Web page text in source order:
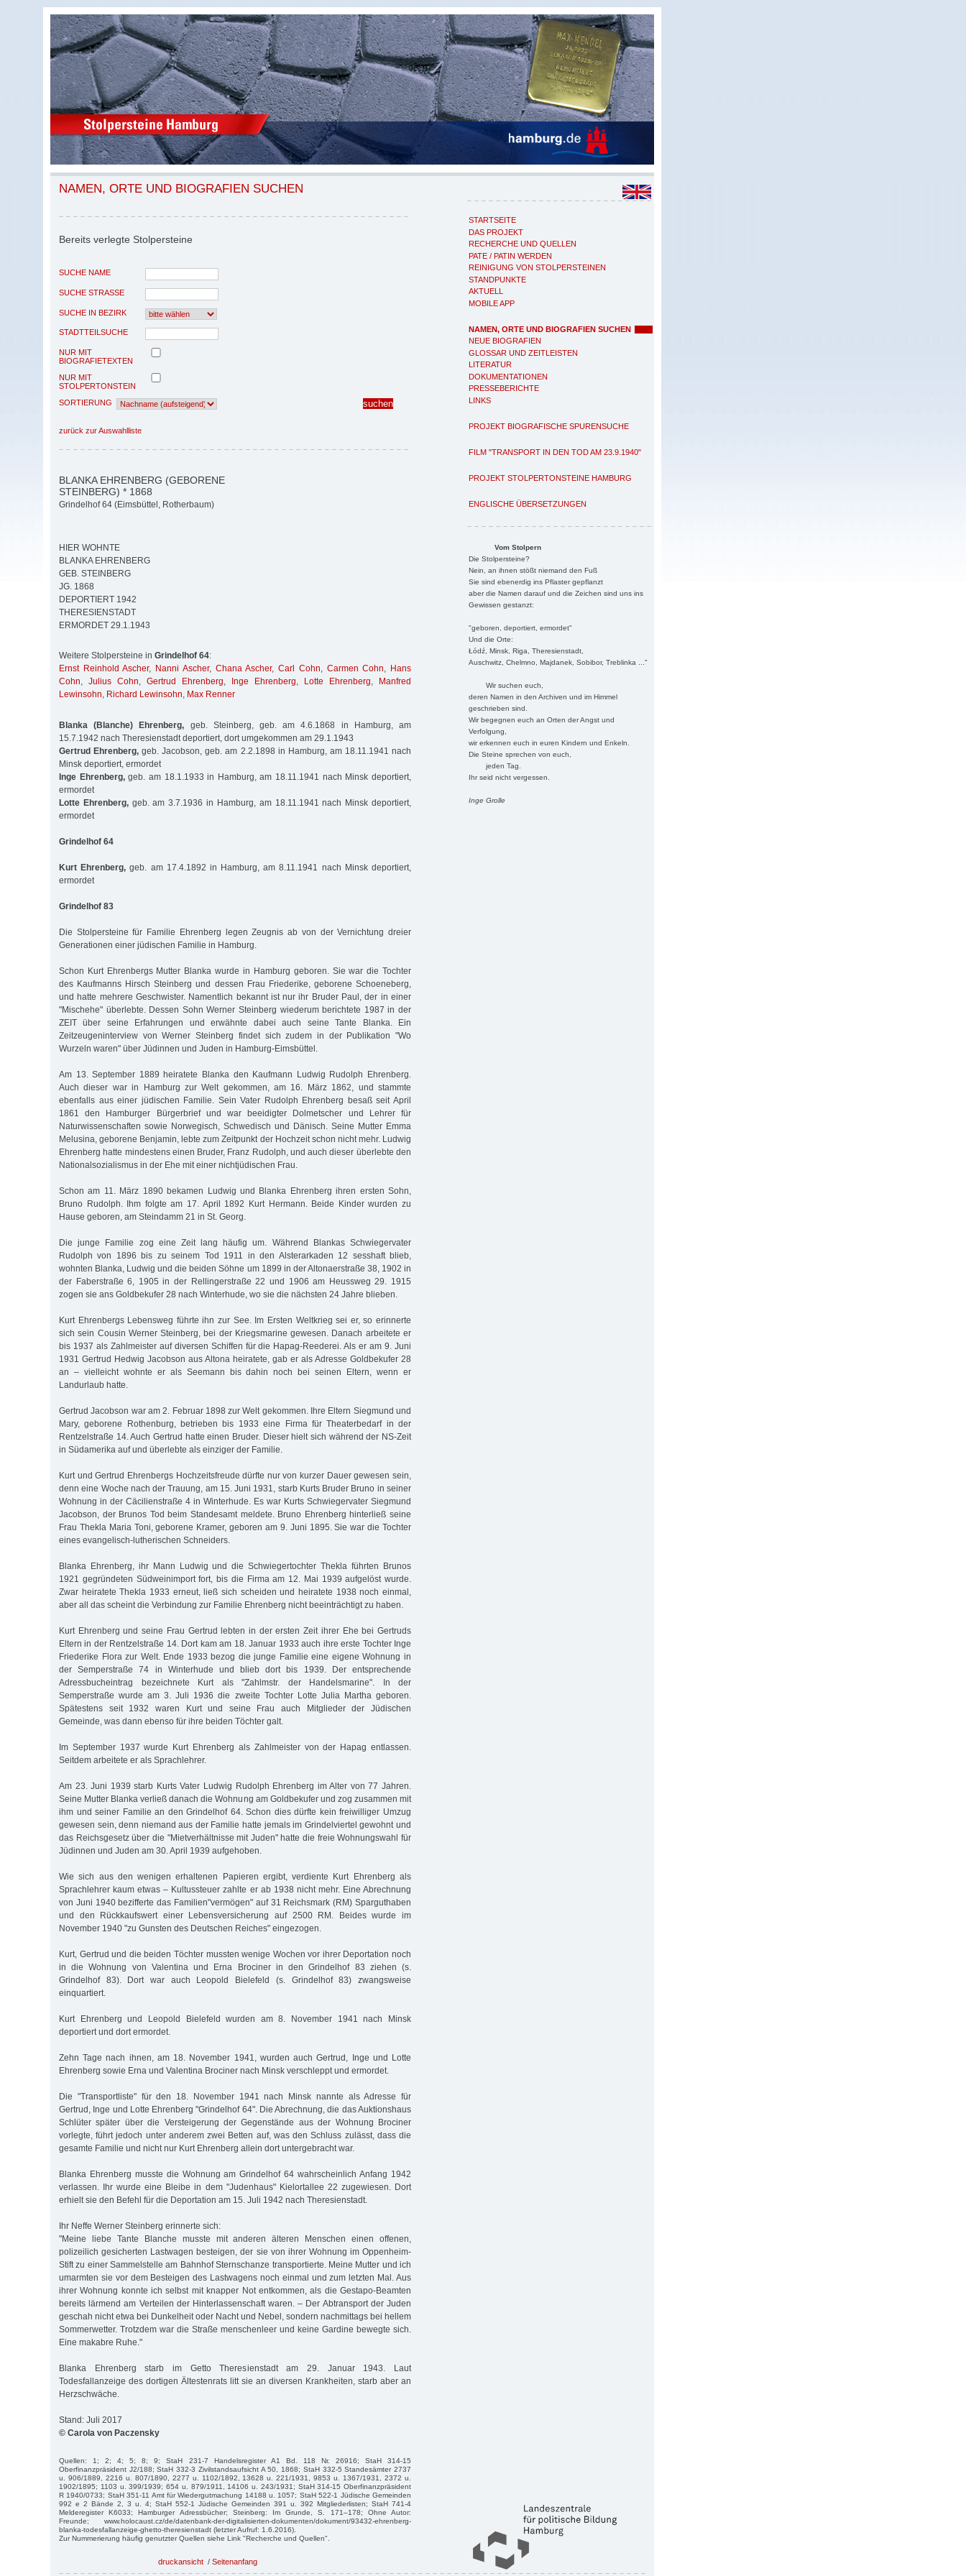
STARTSEITE
DAS PROJEKT
RECHERCHE UND QUELLEN
PATE / PATIN WERDEN
REINIGUNG VON STOLPERSTEINEN
STANDPUNKTE
AKTUELL
MOBILE APP
NAMEN, ORTE UND BIOGRAFIEN SUCHEN
NEUE BIOGRAFIEN
GLOSSAR UND ZEITLEISTEN
LITERATUR
DOKUMENTATIONEN
PRESSEBERICHTE
LINKS
PROJEKT BIOGRAFISCHE SPURENSUCHE
FILM "TRANSPORT IN DEN TOD AM 23.9.1940"
PROJEKT STOLPERTONSTEINE HAMBURG
ENGLISCHE ÜBERSETZUNGEN
Vom Stolpern
Die Stolpersteine?
Nein, an ihnen stößt niemand den Fuß
Sie sind ebenerdig ins Pflaster gepflanzt
aber die Namen darauf und die Zeichen sind uns ins
Gewissen gestanzt:
"geboren, deportiert, ermordet"
Und die Orte:
Łódź, Minsk, Riga, Theresienstadt,
Auschwitz, Chelmno, Majdanek, Sobibor, Treblinka ..."
Wir suchen euch,
deren Namen in den Archiven und im Himmel
geschrieben sind.
Wir begegnen euch an Orten der Angst und
Verfolgung,
wir erkennen euch in euren Kindern und Enkeln.
Die Steine sprechen von euch,
jeden Tag.
Ihr seid nicht vergessen.
Inge Grolle
NAMEN, ORTE UND BIOGRAFIEN SUCHEN
Bereits verlegte Stolpersteine
SUCHE NAME
SUCHE STRASSE
SUCHE IN BEZIRK
STADTTEILSUCHE
NUR MIT
BIOGRAFIETEXTEN
NUR MIT
STOLPERTONSTEIN
SORTIERUNG
zurück zur Auswahlliste
BLANKA EHRENBERG (GEBORENE
STEINBERG) * 1868
Grindelhof 64 (Eimsbüttel, Rotherbaum)
HIER WOHNTE
BLANKA EHRENBERG
GEB. STEINBERG
JG. 1868
DEPORTIERT 1942
THERESIENSTADT
ERMORDET 29.1.1943
Weitere Stolpersteine in Grindelhof 64:
Ernst Reinhold Ascher, Nanni Ascher, Chana Ascher,Carl Cohn, Carmen Cohn, Hans
Cohn, Julius Cohn, Gertrud Ehrenberg, Inge Ehrenberg, Lotte Ehrenberg,
Manfred
Lewinsohn, Richard Lewinsohn, Max Renner
Blanka (Blanche) Ehrenberg, geb. Steinberg, geb. am 4.6.1868 in Hamburg, am
15.7.1942 nach Theresienstadt deportiert, dort umgekommen am 29.1.1943
Gertrud Ehrenberg, geb. Jacobson, geb. am 2.2.1898 in Hamburg, am 18.11.1941 nach
Minsk deportiert, ermordet
Inge Ehrenberg,geb. am 18.1.1933 in Hamburg, am 18.11.1941 nach Minsk deportiert,
ermordet
Lotte Ehrenberg,geb. am 3.7.1936 in Hamburg, am 18.11.1941 nach Minsk deportiert,
ermordet
Grindelhof 64
Kurt Ehrenberg, geb. am 17.4.1892 in Hamburg, am 8.11.1941 nach Minsk deportiert,
ermordet
Grindelhof 83
Die Stolpersteine für Familie Ehrenberg legen Zeugnis ab von der Vernichtung dreier
Generationen einer jüdischen Familie in Hamburg.
Schon Kurt Ehrenbergs Mutter Blanka wurde in Hamburg geboren. Sie war die Tochter
des Kaufmanns Hirsch Steinberg und dessen Frau Friederike, geborene Schoeneberg,
und hatte mehrere Geschwister. Namentlich bekannt ist nur ihr Bruder Paul, der in einer
"Mischehe" überlebte. Dessen Sohn Werner Steinberg wiederum berichtete 1987 in der
ZEIT über seine Erfahrungen und erwähnte dabei auch seine Tante Blanka. Ein
Zeitzeugeninterview von Werner Steinberg findet sich zudem in der Publikation "Wo
Wurzeln waren" über Jüdinnen und Juden in Hamburg-Eimsbüttel.
Am 13. September 1889 heiratete Blanka den Kaufmann Ludwig Rudolph Ehrenberg.
Auch dieser war in Hamburg zur Welt gekommen, am 16. März 1862, und stammte
ebenfalls aus einer jüdischen Familie. Sein Vater Rudolph Ehrenberg besaß seit April
1861 den Hamburger Bürgerbrief und war beeidigter Dolmetscher und Lehrer für
Naturwissenschaften sowie Norwegisch, Schwedisch und Dänisch. Seine Mutter Emma
Melusina, geborene Benjamin, lebte zum Zeitpunkt der Hochzeit schon nicht mehr. Ludwig
Ehrenberg hatte mindestens einen Bruder, Franz Rudolph, und auch dieser überlebte den
Nationalsozialismus in der Ehe mit einer nichtjüdischen Frau.
Schon am 11. März 1890 bekamen Ludwig und Blanka Ehrenberg ihren ersten Sohn,
Bruno Rudolph. Ihm folgte am 17. April 1892 Kurt Hermann. Beide Kinder wurden zu
Hause geboren, am Steindamm 21 in St. Georg.
Die junge Familie zog eine Zeit lang häufig um. Während Blankas Schwiegervater
Rudolph von 1896 bis zu seinem Tod 1911 in den Alsterarkaden 12 sesshaft blieb,
wohnten Blanka, Ludwig und die beiden Söhne um 1899 in der Altonaerstraße 38, 1902 in
der Faberstraße 6, 1905 in der Rellingerstraße 22 und 1906 am Heussweg 29. 1915
zogen sie ans Goldbekufer 28 nach Winterhude, wo sie die nächsten 24 Jahre blieben.
Kurt Ehrenbergs Lebensweg führte ihn zur See. Im Ersten Weltkrieg sei er, so erinnerte
sich sein Cousin Werner Steinberg, bei der Kriegsmarine gewesen. Danach arbeitete er
bis 1937 als Zahlmeister auf diversen Schiffen für die Hapag-Reederei. Als er am 9. Juni
1931 Gertrud Hedwig Jacobson aus Altona heiratete, gab er als Adresse Goldbekufer 28
an – vielleicht wohnte er als Seemann bis dahin noch bei seinen Eltern, wenn er
Landurlaub hatte.
Gertrud Jacobson war am 2. Februar 1898 zur Welt gekommen. Ihre Eltern Siegmund und
Mary, geborene Rothenburg, betrieben bis 1933 eine Firma für Theaterbedarf in der
Rentzelstraße 14. Auch Gertrud hatte einen Bruder. Dieser hielt sich während der NS-Zeit
in Südamerika auf und überlebte als einziger der Familie.
Kurt und Gertrud Ehrenbergs Hochzeitsfreude dürfte nur von kurzer Dauer gewesen sein,
denn eine Woche nach der Trauung, am 15. Juni 1931, starb Kurts Bruder Bruno in seiner
Wohnung in der Cäcilienstraße 4 in Winterhude. Es war Kurts Schwiegervater Siegmund
Jacobson, der Brunos Tod beim Standesamt meldete. Bruno Ehrenberg hinterließ seine
Frau Thekla Maria Toni, geborene Kramer, geboren am 9. Juni 1895. Sie war die Tochter
eines evangelisch-lutherischen Schneiders.
Blanka Ehrenberg, ihr Mann Ludwig und die Schwiegertochter Thekla führten Brunos
1921 gegründeten Südweinimport fort, bis die Firma am 12. Mai 1939 aufgelöst wurde.
Zwar heiratete Thekla 1933 erneut, ließ sich scheiden und heiratete 1938 noch einmal,
aber all das scheint die Verbindung zur Familie Ehrenberg nicht beeinträchtigt zu haben.
Kurt Ehrenberg und seine Frau Gertrud lebten in der ersten Zeit ihrer Ehe bei Gertruds
Eltern in der Rentzelstraße 14. Dort kam am 18. Januar 1933 auch ihre erste Tochter Inge
Friederike Flora zur Welt. Ende 1933 bezog die junge Familie eine eigene Wohnung in
der Semperstraße 74 in Winterhude und blieb dort bis 1939. Der entsprechende
Adressbucheintrag bezeichnete Kurt als "Zahlmstr. der Handelsmarine". In der
Semperstraße wurde am 3. Juli 1936 die zweite Tochter Lotte Julia Martha geboren.
Spätestens seit 1932 waren Kurt und seine Frau auch Mitglieder der Jüdischen
Gemeinde, was dann ebenso für ihre beiden Töchter galt.
Im September 1937 wurde Kurt Ehrenberg als Zahlmeister von der Hapag entlassen.
Seitdem arbeitete er als Sprachlehrer.
Am 23. Juni 1939 starb Kurts Vater Ludwig Rudolph Ehrenberg im Alter von 77 Jahren.
Seine Mutter Blanka verließ danach die Wohnung am Goldbekufer und zog zusammen mit
ihm und seiner Familie an den Grindelhof 64. Schon dies dürfte kein freiwilliger Umzug
gewesen sein, denn niemand aus der Familie hatte jemals im Grindelviertel gewohnt und
das Reichsgesetz über die "Mietverhältnisse mit Juden" hatte die freie Wohnungswahl für
Jüdinnen und Juden am 30. April 1939 aufgehoben.
Wie sich aus den wenigen erhaltenen Papieren ergibt, verdiente Kurt Ehrenberg als
Sprachlehrer kaum etwas – Kultussteuer zahlte er ab 1938 nicht mehr. Eine Abrechnung
von Juni 1940 bezifferte das Familien"vermögen" auf 31 Reichsmark (RM) Sparguthaben
und den Rückkaufswert einer Lebensversicherung auf 2500 RM. Beides wurde im
November 1940 "zu Gunsten des Deutschen Reiches" eingezogen.
Kurt, Gertrud und die beiden Töchter mussten wenige Wochen vor ihrer Deportation noch
in die Wohnung von Valentina und Erna Brociner in den Grindelhof 83 ziehen (s.
Grindelhof 83). Dort war auch Leopold Bielefeld (s. Grindelhof 83) zwangsweise
einquartiert.
Kurt Ehrenberg und Leopold Bielefeld wurden am 8. November 1941 nach Minsk
deportiert und dort ermordet.
Zehn Tage nach ihnen, am 18. November 1941, wurden auch Gertrud, Inge und Lotte
Ehrenberg sowie Erna und Valentina Brociner nach Minsk verschleppt und ermordet.
Die "Transportliste" für den 18. November 1941 nach Minsk nannte als Adresse für
Gertrud, Inge und Lotte Ehrenberg "Grindelhof 64". Die Abrechnung, die das Auktionshaus
Schlüter später über die Versteigerung der Gegenstände aus der Wohnung Brociner
vorlegte, führt jedoch unter anderem zwei Betten auf, was den Schluss zulässt, dass die
gesamte Familie und nicht nur Kurt Ehrenberg allein dort untergebracht war.
Blanka Ehrenberg musste die Wohnung am Grindelhof 64 wahrscheinlich Anfang 1942
verlassen. Ihr wurde eine Bleibe in dem "Judenhaus" Kielortallee 22 zugewiesen. Dort
erhielt sie den Befehl für die Deportation am 15. Juli 1942 nach Theresienstadt.
Ihr Neffe Werner Steinberg erinnerte sich:
"Meine liebe Tante Blanche musste mit anderen älteren Menschen einen offenen,
polizeilich gesicherten Lastwagen besteigen, der sie von ihrer Wohnung im Oppenheim-
Stift zu einer Sammelstelle am Bahnhof Sternschanze transportierte. Meine Mutter und ich
umarmten sie vor dem Besteigen des Lastwagens noch einmal und zum letzten Mal. Aus
ihrer Wohnung konnte ich selbst mit knapper Not entkommen, als die Gestapo-Beamten
bereits lärmend am Verteilen der Hinterlassenschaft waren. – Der Abtransport der Juden
geschah nicht etwa bei Dunkelheit oder Nacht und Nebel, sondern nachmittags bei hellem
Sommerwetter. Trotzdem war die Straße menschenleer und keine Gardine bewegte sich.
Eine makabre Ruhe."
Blanka Ehrenberg starb im Getto Theresienstadt am 29. Januar 1943. Laut
Todesfallanzeige des dortigen Ältestenrats litt sie an diversen Krankheiten, starb aber an
Herzschwäche.
Stand: Juli 2017
© Carola von Paczensky
Quellen: 1; 2; 4; 5; 8; 9; StaH 231-7 Handelsregister A1 Bd. 118 Nr. 26916; StaH 314-15
Oberfinanzpräsident J2/188; StaH 332-3 Zivilstandsaufsicht A 50, 1868; StaH 332-5 Standesämter 2737
u. 906/1889, 2216 u. 807/1890, 2277 u. 1102/1892, 13628 u. 221/1931, 9853 u. 1367/1931, 2372 u.
1902/1895; 1103 u. 399/1939; 654 u. 879/1911, 14106 u. 243/1931; StaH 314-15 Oberfinanzpräsident
R 1940/0733; StaH 351-11 Amt für Wiedergutmachung 14188 u. 1057; StaH 522-1 Jüdische Gemeinden
992 e 2 Bände 2, 3 u. 4; StaH 552-1 Jüdische Gemeinden 391 u. 392 Mitgliederlisten; StaH 741-4
Melderegister K6033; Hamburger Adressbücher; Steinberg: Im Grunde, S. 171–178; Ohne Autor:
Freunde; www.holocaust.cz/de/datenbank-der-digitalisierten-dokumenten/dokument/93432-ehrenberg-
blanka-todesfallanzeige-ghetto-theresienstadt (letzter Aufruf: 1.6.2016).
Zur Nummerierung häufig genutzter Quellen siehe Link "Recherche und Quellen".
druckansicht / Seitenanfang